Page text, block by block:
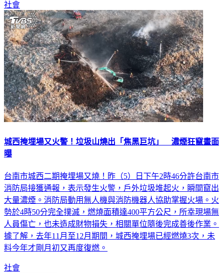
社會
城西掩埋場又火警！垃圾山燒出「焦黑巨坑」 濃煙狂竄畫面
曝
台南市城西二期掩埋場又燒！昨（5）日下午2時46分許台南市
消防局接獲通報，表示發生火警，戶外垃圾堆起火，瞬間竄出
大量濃煙。消防局動用無人機與消防機器人協助掌握火場。火
勢於4時50分完全撲滅，燃燒面積達400平方公尺，所幸現場無
人員傷亡，也未造成財物損失，相關單位隨後完成善後作業。
據了解，去年11月至12月期間，城西掩埋場已經燃燒3次，未
料今年才剛月初又再度復燃。
社會